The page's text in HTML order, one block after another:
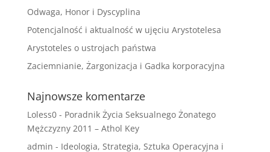
Odwaga, Honor i Dyscyplina
Potencjalność i aktualność w ujęciu Arystotelesa
Arystoteles o ustrojach państwa
Zaciemnianie, Żargonizacja i Gadka korporacyjna
Najnowsze komentarze
Loless0- Poradnik Życia Seksualnego Żonatego
Mężczyzny 2011 – Athol Key
admin - Ideologia, Strategia, Sztuka Operacyjna i